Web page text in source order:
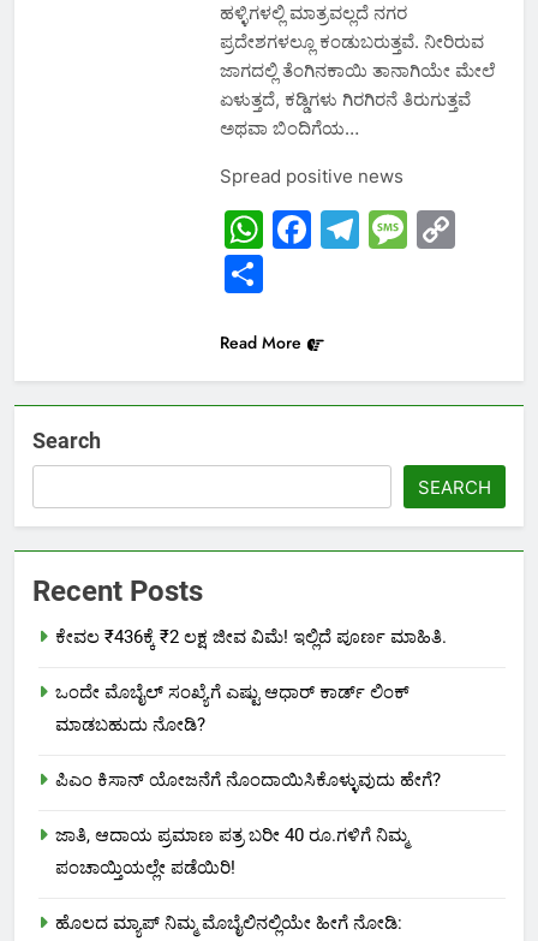
ಹಳ್ಳಿಗಳಲ್ಲಿ ಮಾತ್ರವಲ್ಲದೆ ನಗರ
ಪ್ರದೇಶಗಳಲ್ಲೂ ಕಂಡುಬರುತ್ತವೆ. ನೀರಿರುವ
ಜಾಗದಲ್ಲಿ ತೆಂಗಿನಕಾಯಿ ತಾನಾಗಿಯೇ ಮೇಲೆ
ಏಳುತ್ತದೆ, ಕಡ್ಡಿಗಳು ಗಿರಗಿರನೆ ತಿರುಗುತ್ತವೆ
ಅಥವಾ ಬಿಂದಿಗೆಯ…
Spread positive news
WhatsApp
Facebook
Telegram
Share
Read More
Search
SEARCH
Recent Posts
ಕೇವಲ ₹436ಕ್ಕೆ ₹2 ಲಕ್ಷ ಜೀವ ವಿಮೆ! ಇಲ್ಲಿದೆ ಪೂರ್ಣ ಮಾಹಿತಿ.
ಒಂದೇ ಮೊಬೈಲ್ ಸಂಖ್ಯೆಗೆ ಎಷ್ಟು ಆಧಾರ್ ಕಾರ್ಡ್ ಲಿಂಕ್
ಮಾಡಬಹುದು ನೋಡಿ?
ಪಿಎಂ ಕಿಸಾನ್ ಯೋಜನೆಗೆ ನೊಂದಾಯಿಸಿಕೊಳ್ಳುವುದು ಹೇಗೆ?
ಜಾತಿ, ಆದಾಯ ಪ್ರಮಾಣ ಪತ್ರ ಬರೀ 40 ರೂ.ಗಳಿಗೆ ನಿಮ್ಮ
ಪಂಚಾಯ್ತಿಯಲ್ಲೇ ಪಡೆಯಿರಿ!
ಹೊಲದ ಮ್ಯಾಪ್ ನಿಮ್ಮ ಮೊಬೈಲಿನಲ್ಲಿಯೇ ಹೀಗೆ ನೋಡಿ: